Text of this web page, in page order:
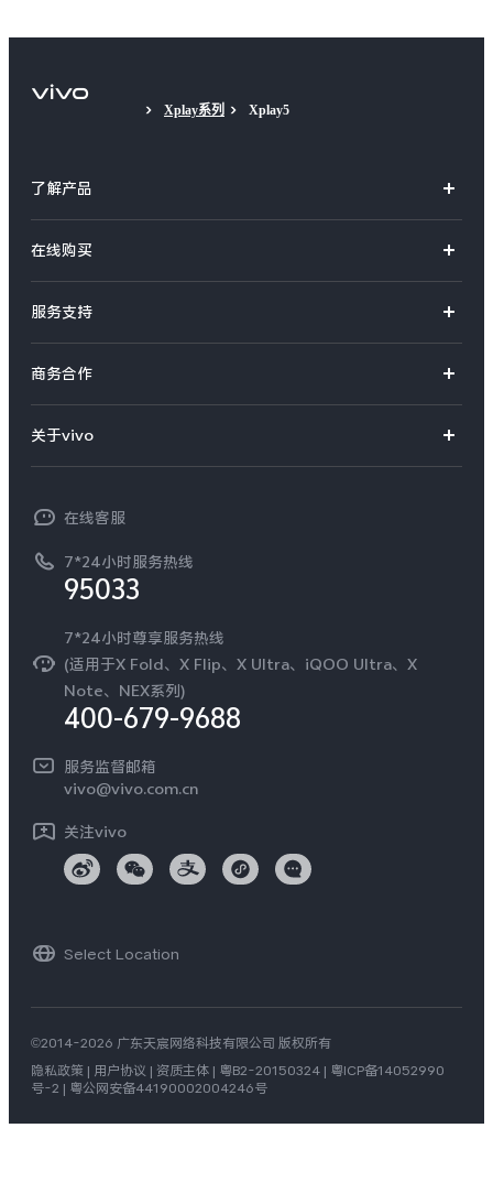
Xplay系列 Xplay5
了解产品
S系列
Y系列
iQOO手机
T系列
NEX系列
在线购买
选购手机
选购配件
订单查询
服务支持
服务网点
查找手机
环保回收
安全公告
Log还原LUTs下载
vivo 办公套件
商务合作
开放平台
vivo 企业业务
廉正合规
国补营业执照
无线电发射设备销售备案
关于vivo
工作机会
新闻资讯
可持续发展
vivo 蔡司影像
开发者社区
在线客服
7*24小时服务热线
95033
7*24小时尊享服务热线
(适用于X Fold、X Flip、X Ultra、iQOO Ultra、X
Note、NEX系列)
400-679-9688
服务监督邮箱
vivo@vivo.com.cn
关注vivo
Select Location
©2014-2026 广东天宸网络科技有限公司 版权所有
隐私政策 | 用户协议 | 资质主体 | 粤B2-20150324 | 粤ICP备14052990
号-2 | 粤公网安备44190002004246号